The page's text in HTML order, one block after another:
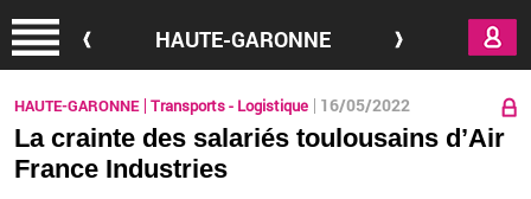
HAUTE-GARONNE
HAUTE-GARONNE Transports - Logistique 16/05/2022
La crainte des salariés toulousains d’Air
France Industries